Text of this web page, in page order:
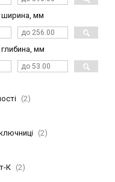
ширина, мм
мм
2
2
К
2